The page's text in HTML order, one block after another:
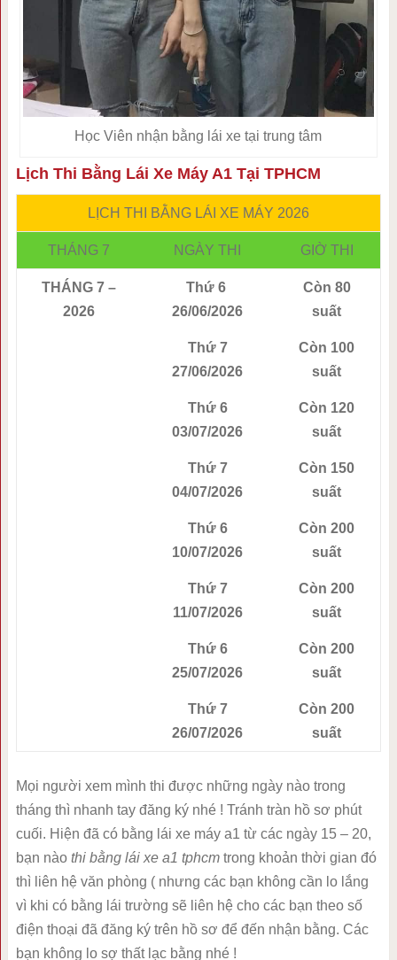
Học Viên nhận bằng lái xe tại trung tâm
Lịch Thi Bằng Lái Xe Máy A1 Tại TPHCM
LỊCH THI BẰNG LÁI XE MÁY 2026
THÁNG 7 NGÀY THI GIỜ THI
THÁNG 7 –
2026
Thứ 6
26/06/2026
Còn 80
suất
Thứ 7
27/06/2026
Còn 100
suất
Thứ 6
03/07/2026
Còn 120
suất
Thứ 7
04/07/2026
Còn 150
suất
Thứ 6
10/07/2026
Còn 200
suất
Thứ 7
11/07/2026
Còn 200
suất
Thứ 6
25/07/2026
Còn 200
suất
Thứ 7
26/07/2026
Còn 200
suất
Mọi người xem mình thi được những ngày nào trong
tháng thì nhanh tay đăng ký nhé ! Tránh tràn hồ sơ phút
cuối. Hiện đã có bằng lái xe máy a1 từ các ngày 15 – 20,
bạn nào thi bằng lái xe a1 tphcmtrong khoản thời gian đó
thì liên hệ văn phòng ( nhưng các bạn không cần lo lắng
vì khi có bằng lái trường sẽ liên hệ cho các bạn theo số
điện thoại đã đăng ký trên hồ sơ để đến nhận bằng. Các
bạn không lo sợ thất lạc bằng nhé !